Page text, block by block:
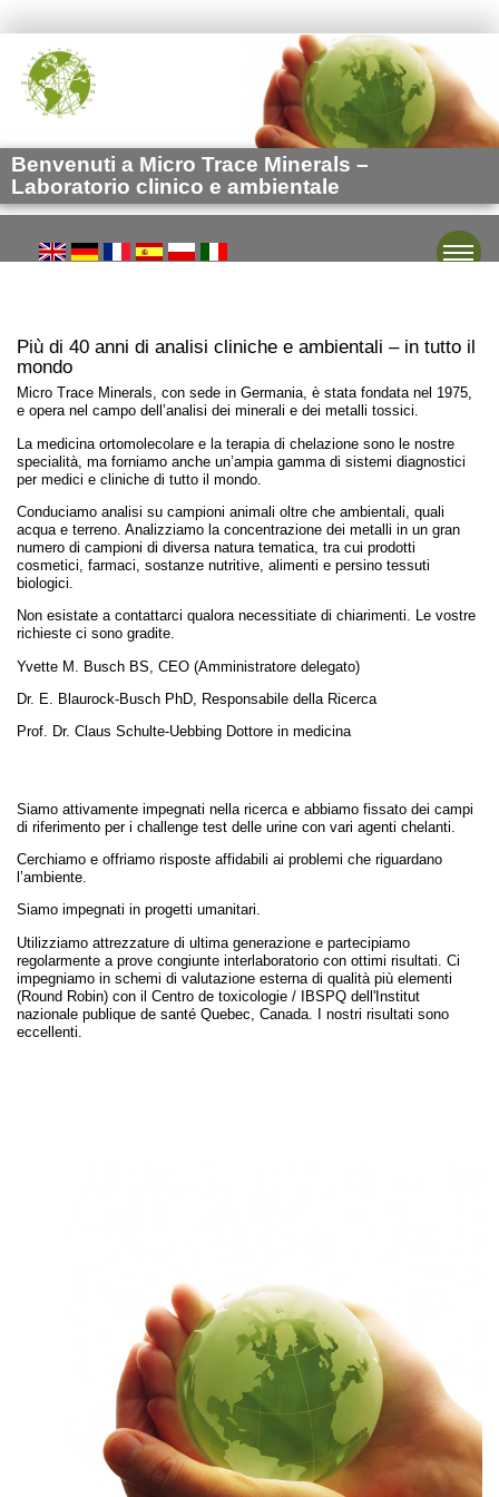
Benvenuti a Micro Trace Minerals –
Laboratorio clinico e ambientale
Più di 40 anni di analisi cliniche e ambientali – in tutto il
mondo
Micro Trace Minerals, con sede in Germania, è stata fondata nel 1975,
e opera nel campo dell’analisi dei minerali e dei metalli tossici.
La medicina ortomolecolare e la terapia di chelazione sono le nostre
specialità, ma forniamo anche un’ampia gamma di sistemi diagnostici
per medici e cliniche di tutto il mondo.
Conduciamo analisi su campioni animali oltre che ambientali, quali
acqua e terreno. Analizziamo la concentrazione dei metalli in un gran
numero di campioni di diversa natura tematica, tra cui prodotti
cosmetici, farmaci, sostanze nutritive, alimenti e persino tessuti
biologici.
Non esistate a contattarci qualora necessitiate di chiarimenti. Le vostre
richieste ci sono gradite.
Yvette M. Busch BS, CEO (Amministratore delegato)
Dr. E. Blaurock-Busch PhD, Responsabile della Ricerca
Prof. Dr. Claus Schulte-Uebbing Dottore in medicina
Siamo attivamente impegnati nella ricerca e abbiamo fissato dei campi
di riferimento per i challenge test delle urine con vari agenti chelanti.
Cerchiamo e offriamo risposte affidabili ai problemi che riguardano
l’ambiente.
Siamo impegnati in progetti umanitari.
Utilizziamo attrezzature di ultima generazione e partecipiamo
regolarmente a prove congiunte interlaboratorio con ottimi risultati. Ci
impegniamo in schemi di valutazione esterna di qualità più elementi
(Round Robin) con il Centro de toxicologie / IBSPQ dell'Institut
nazionale publique de santé Quebec, Canada. I nostri risultati sono
eccellenti.